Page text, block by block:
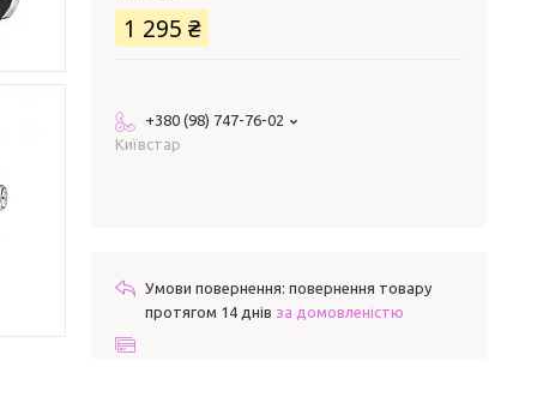
1 295 ₴
+380 (98) 747-76-02
Київстар
повернення товару
протягом 14 днів за домовленістю